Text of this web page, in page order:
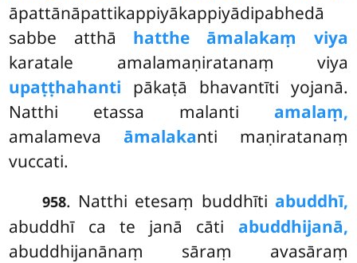
āpattānāpattikappiyākappiyādipabhedā
sabbe atthā hatthe āmalakaṃ viya
karatale amalamaṇiratanaṃ viya
upaṭṭhahanti pākaṭā bhavantīti yojanā.
Natthi etassa malanti amalaṃ,
amalameva āmalakanti maṇiratanaṃ
vuccati.
958. Natthi etesaṃ buddhīti abuddhī,
abuddhī ca te janā cāti abuddhijanā,
abuddhijanānaṃ sāraṃ avasāraṃ